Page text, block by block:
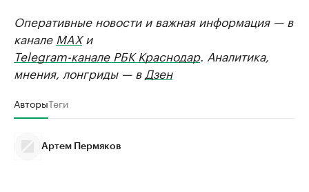
Оперативные новости и важная информация — в
канале MAXи
Telegram-канале РБК Краснодар. Аналитика,
мнения, лонгриды — вДзен
АвторыТеги
Артем Пермяков